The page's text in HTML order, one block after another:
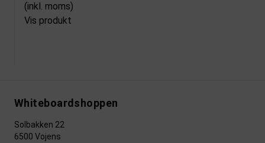
(inkl. moms)
Vis produkt
Whiteboardshoppen
Solbakken 22
6500 Vojens